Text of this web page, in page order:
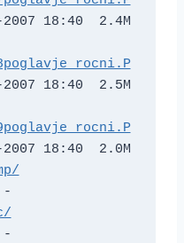
18:40  2.4M
18:40  2.5M
18:40  2.0M
-
-